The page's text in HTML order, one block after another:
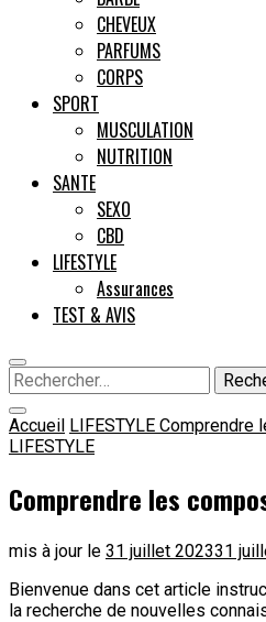
CHEVEUX
PARFUMS
CORPS
SPORT
MUSCULATION
NUTRITION
SANTE
SEXO
CBD
LIFESTYLE
Assurances
TEST & AVIS
Rechercher :
Accueil LIFESTYLE Comprendre
LIFESTYLE
Comprendre les
mis à jour le 31 juillet 202331
Bienvenue dans cet article
la recherche de nouvelles